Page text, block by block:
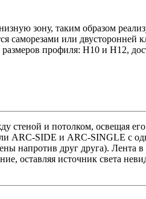
зону, таким образом
саморезами или двусторонней
профиля: H10 и H12,
стеной и потолком, освещая
ARC-SIDE и ARC-SINGLE
напротив друг друга). Лента
оставляя источник света